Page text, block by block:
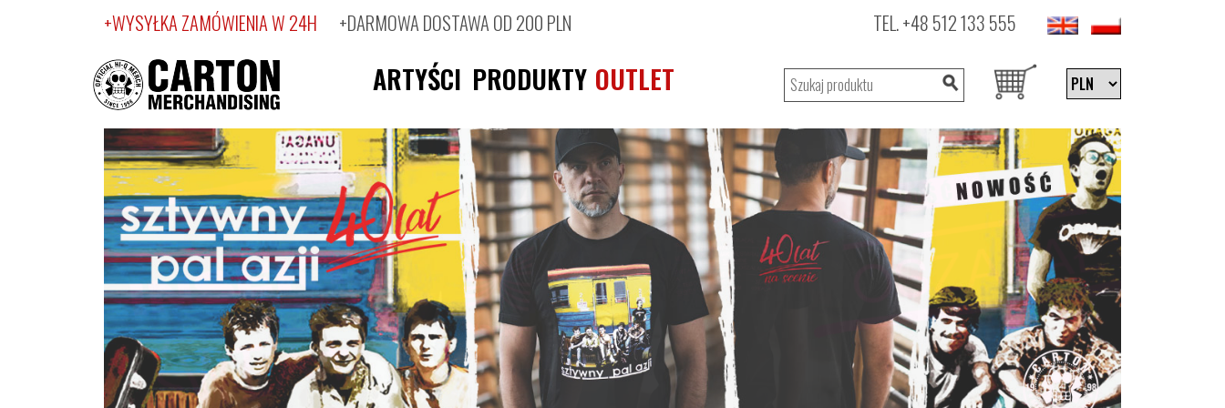
+WYSYŁKA ZAMÓWIENIA W 24H +DARMOWA DOSTAWA OD 200 PLN TEL.+48 512 133 555
ARTYŚCI PRODUKTY OUTLET